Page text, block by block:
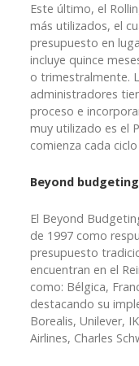
Este último, el
más utilizados, el
presupuesto en
incluye quince
o trimestralmente.
administradores
proceso e
muy utilizado es el
comienza cada
Beyond budgeting
El Beyond
de 1997 como
presupuesto
encuentran en el
como: Bélgica,
destacando su
Borealis, Unilever,
Airlines, Charles